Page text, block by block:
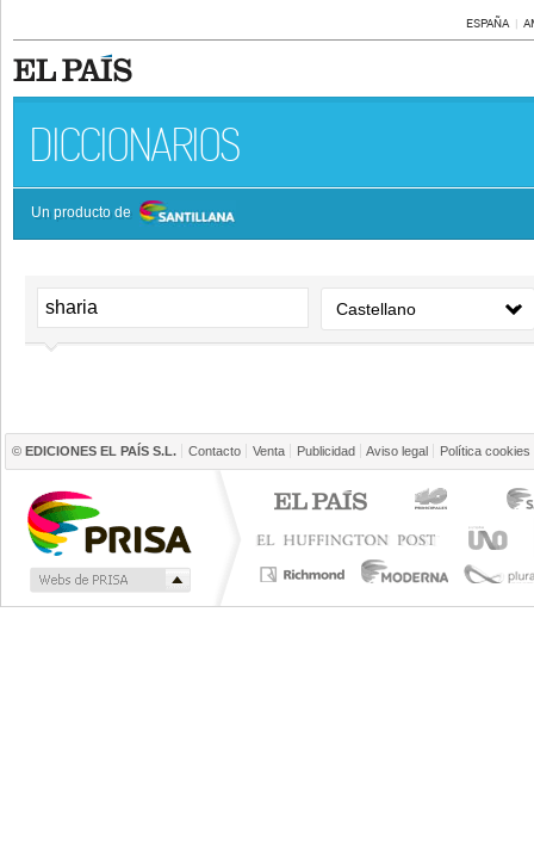
ESPAÑA
DICCIONARIOS
Un producto de
© EDICIONES EL PAÍS S.L. Contacto Venta Publicidad Aviso legal Política cookies